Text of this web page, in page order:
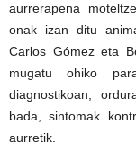
aurrerapena
onak izan ditu
Carlos Gómez eta
mugatu ohiko
diagnostikoan,
bada, sintomak
aurretik.